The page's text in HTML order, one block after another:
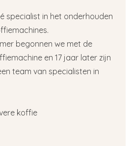
specialist in het onderhouden
begonnen we met de
en 17 jaar later zijn
team van specialisten in
koffie